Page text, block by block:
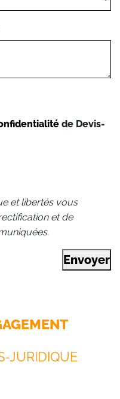
de Devis-
et libertés vous
et de
Envoyer
JURIDIQUE